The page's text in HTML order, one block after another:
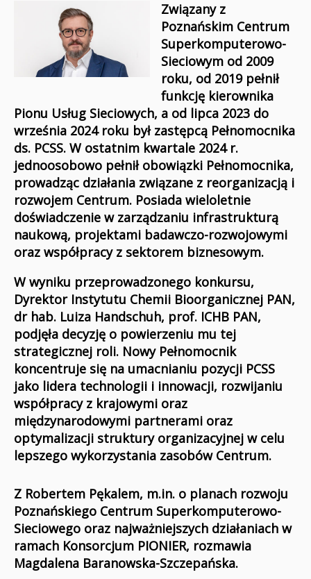
Związany z
Poznańskim Centrum
Superkomputerowo-
Sieciowym od 2009
roku, od 2019 pełnił
funkcję kierownika
Pionu Usług Sieciowych, a od lipca 2023 do
września 2024 roku był zastępcą Pełnomocnika
ds. PCSS. W ostatnim kwartale 2024 r.
jednoosobowo pełnił obowiązki Pełnomocnika,
prowadząc działania związane z reorganizacją i
rozwojem Centrum. Posiada wieloletnie
doświadczenie w zarządzaniu infrastrukturą
naukową, projektami badawczo-rozwojowymi
oraz współpracy z sektorem biznesowym.
W wyniku przeprowadzonego konkursu,
Dyrektor Instytutu Chemii Bioorganicznej PAN,
dr hab. Luiza Handschuh, prof. ICHB PAN,
podjęła decyzję o powierzeniu mu tej
strategicznej roli. Nowy Pełnomocnik
koncentruje się na umacnianiu pozycji PCSS
jako lidera technologii i innowacji, rozwijaniu
współpracy z krajowymi oraz
międzynarodowymi partnerami oraz
optymalizacji struktury organizacyjnej w celu
lepszego wykorzystania zasobów Centrum.
Z Robertem Pękalem, m.in. o planach rozwoju
Poznańskiego Centrum Superkomputerowo-
Sieciowego oraz najważniejszych działaniach w
ramach Konsorcjum PIONIER, rozmawia
Magdalena Baranowska-Szczepańska.